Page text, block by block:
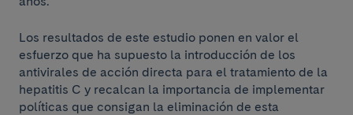
Los resultados de este estudio ponen en valor el
esfuerzo que ha supuesto la introducción de los
antivirales de acción directa para el tratamiento de la
hepatitis C y recalcan la importancia de implementar
políticas que consigan la eliminación de esta